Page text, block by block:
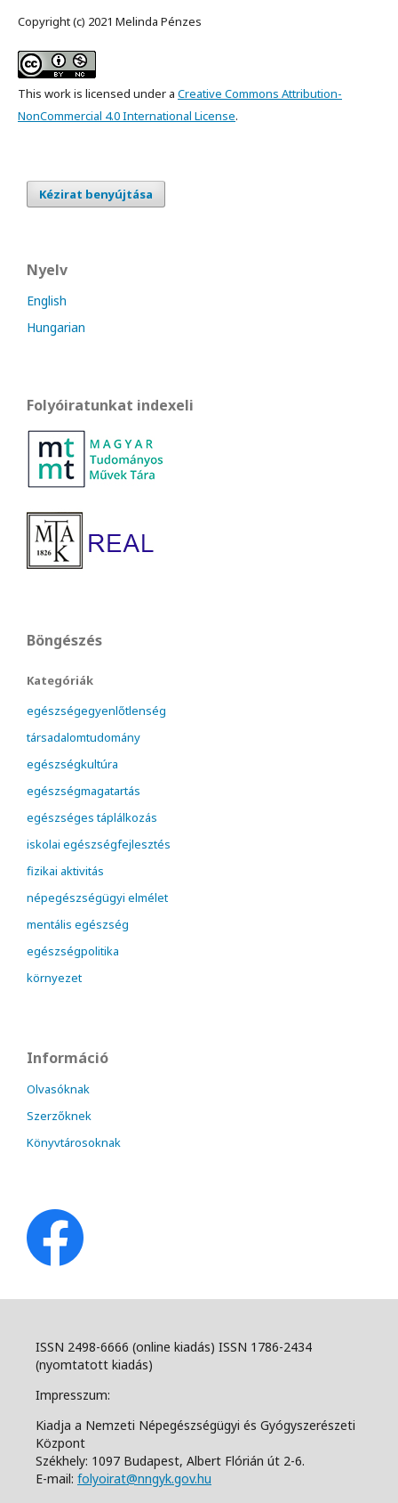
Copyright (c) 2021 Melinda Pénzes
This work is licensed under a Creative Commons Attribution-
NonCommercial 4.0 International License.
Kézirat benyújtása
Nyelv
English
Hungarian
Folyóiratunkat indexeli
Böngészés
Kategóriák
egészségegyenlőtlenség
társadalomtudomány
egészségkultúra
egészségmagatartás
egészséges táplálkozás
iskolai egészségfejlesztés
fizikai aktivitás
népegészségügyi elmélet
mentális egészség
egészségpolitika
környezet
Információ
Olvasóknak
Szerzőknek
Könyvtárosoknak
ISSN 2498-6666 (online kiadás) ISSN 1786-2434
(nyomtatott kiadás)
Impresszum:
Kiadja a Nemzeti Népegészségügyi és Gyógyszerészeti
Központ
Székhely: 1097 Budapest, Albert Flórián út 2-6.
E-mail: folyoirat@nngyk.gov.hu